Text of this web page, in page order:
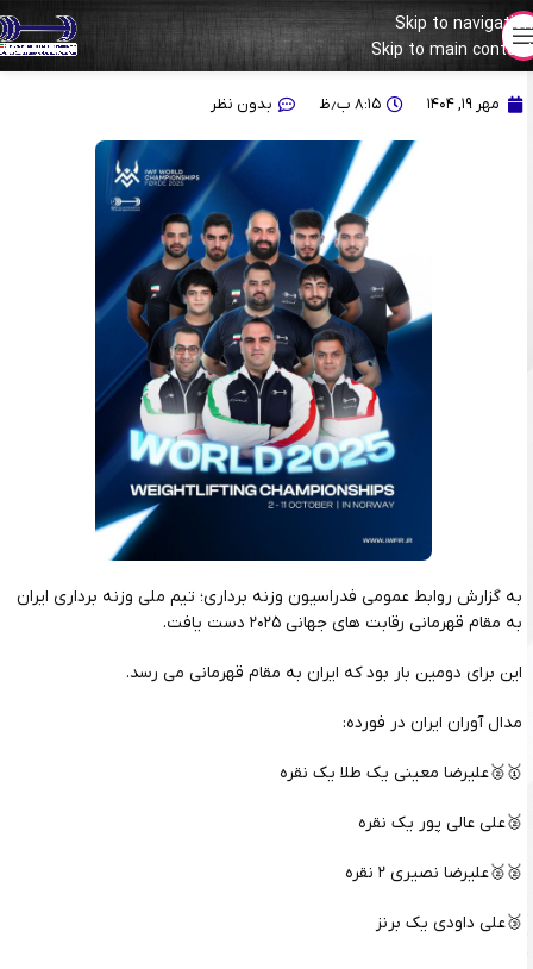
Skip to navigation
Skip to main content
برای دومین بار در تاریخ؛ ایران قهرمان جهان شد
مهر ۱۹, ۱۴۰۴ ۸:۱۵ ب٫ظ بدون نظر
به گزارش روابط عمومی فدراسیون وزنه برداری؛ تیم ملی وزنه برداری ایران
به مقام قهرمانی رقابت های جهانی ۲۰۲۵ دست یافت.
این برای دومین بار بود که ایران به مقام قهرمانی می رسد.
مدال آوران ایران در فورده:
🥇🥈علیرضا معینی یک طلا یک نقره
🥈علی عالی پور یک نقره
🥈🥈علیرضا نصیری ۲ نقره
🥉علی داودی یک برنز